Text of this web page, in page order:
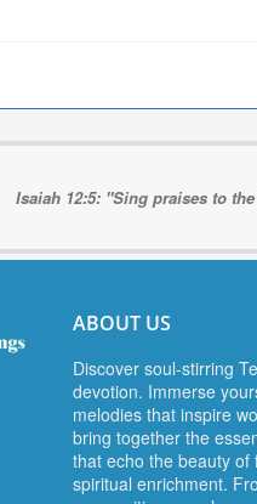
Isaiah 12:5: "Sing praises to
ABOUT US
Discover soul-stirring
devotion. Immerse
melodies that inspire
bring together the
that echo the beauty
spiritual enrichment.